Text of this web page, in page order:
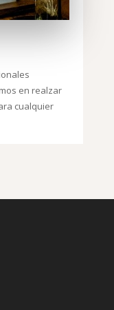
en realzar
cualquier